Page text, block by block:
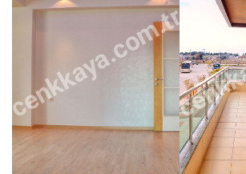
cenkkaya.com.tr